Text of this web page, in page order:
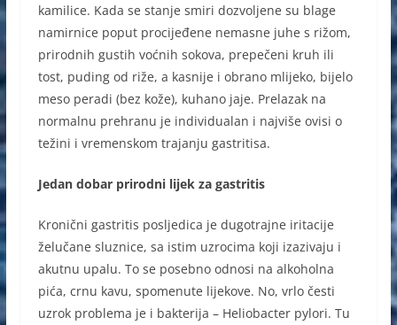
kamilice. Kada se stanje smiri dozvoljene su blage
namirnice poput procijeđene nemasne juhe s rižom,
prirodnih gustih voćnih sokova, prepečeni kruh ili
tost, puding od riže, a kasnije i obrano mlijeko, bijelo
meso peradi (bez kože), kuhano jaje. Prelazak na
normalnu prehranu je individualan i najviše ovisi o
težini i vremenskom trajanju gastritisa.
Jedan dobar prirodni lijek za gastritis
Kronični gastritis posljedica je dugotrajne iritacije
želučane sluznice, sa istim uzrocima koji izazivaju i
akutnu upalu. To se posebno odnosi na alkoholna
pića, crnu kavu, spomenute lijekove. No, vrlo česti
uzrok problema je i bakterija – Heliobacter pylori. Tu